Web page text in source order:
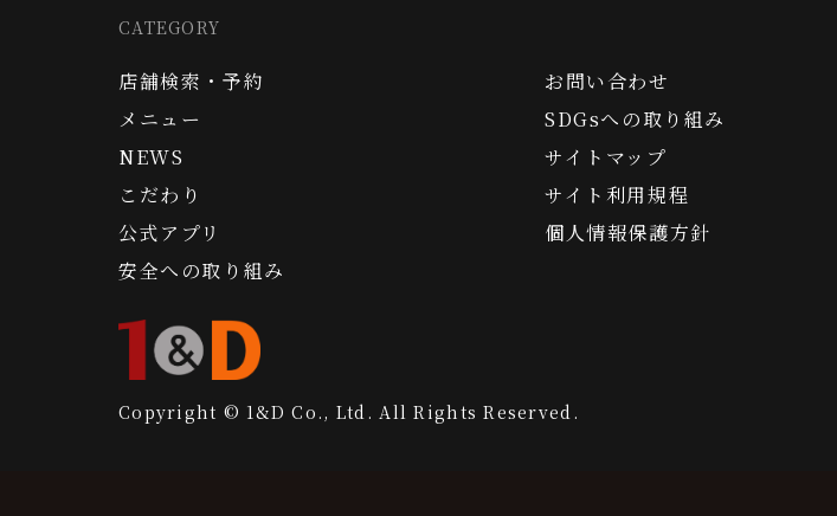
CATEGORY
店舗検索・予約
メニュー
NEWS
こだわり
公式アプリ
安全への取り組み
お問い合わせ
SDGsへの取り組み
サイトマップ
サイト利用規程
個人情報保護方針
Copyright © 1&D Co., Ltd. All Rights Reserved.